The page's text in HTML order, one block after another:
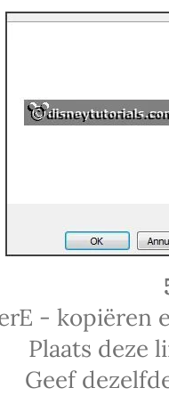
- kopiëren
Plaats deze
Geef